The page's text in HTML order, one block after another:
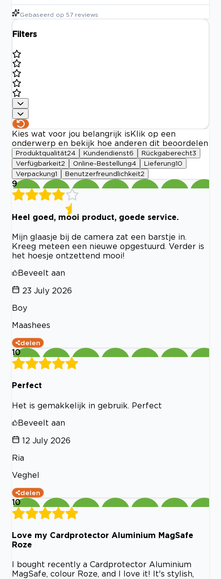
Gebaseerd op 57 reviews
Filters
Kies wat voor jou belangrijk is Klik op een
onderwerp en bekijk hoe anderen dit beoordelen
Produktqualität24 Kundendienst6 Rückgaberecht3
Verfügbarkeit2 Online-Bestellung4 Lieferung10
Verpackung1 Benutzerfreundlichkeit2
9
Heel goed, mooi product, goede service.
Mijn glaasje bij de camera zat een barstje in.
Kreeg meteen een nieuwe opgestuurd. Verder is
het hoesje ontzettend mooi!
Beveelt aan
23 July 2026
Boy
Maashees
delen
10
Perfect
Het is gemakkelijk in gebruik. Perfect
Beveelt aan
12 July 2026
Ria
Veghel
delen
10
Love my Cardprotector Aluminium MagSafe
Roze
I bought recently a Cardprotector Aluminium
MagSafe, colour Roze, and I love it! It's stylish,